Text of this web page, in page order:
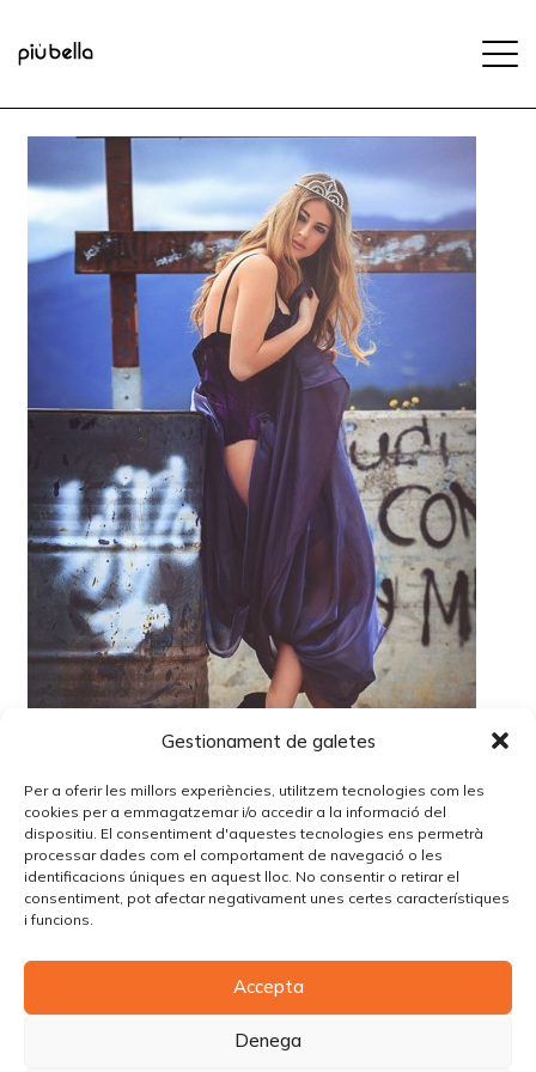
Gestionament de galetes
Per a oferir les millors experiències, utilitzem tecnologies com les
cookies per a emmagatzemar i/o accedir a la informació del
dispositiu. El consentiment d'aquestes tecnologies ens permetrà
processar dades com el comportament de navegació o les
identificacions úniques en aquest lloc. No consentir o retirar el
consentiment, pot afectar negativament unes certes característiques
i funcions.
Accepta
Denega
Lo siento, debes estarconectadopara publicar un
comentario.
© Copyright Piùbella Models Agency
Designed ByCreative Corner Agency
Política de cookies